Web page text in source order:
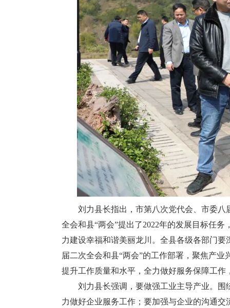
刘力县长指出，市第八次党代会、市委八
全会和县“两会”提出了2022年的发展目标任
力建设幸福和谐美丽龙川。全县各级各部门
届二次全会和县“两会”的工作部署，聚焦产
提升工作质量和水平，全力做好服务保障工作
刘力县长强调，要做强工业主导产业。围
力做好企业服务工作；要加强与企业的沟通